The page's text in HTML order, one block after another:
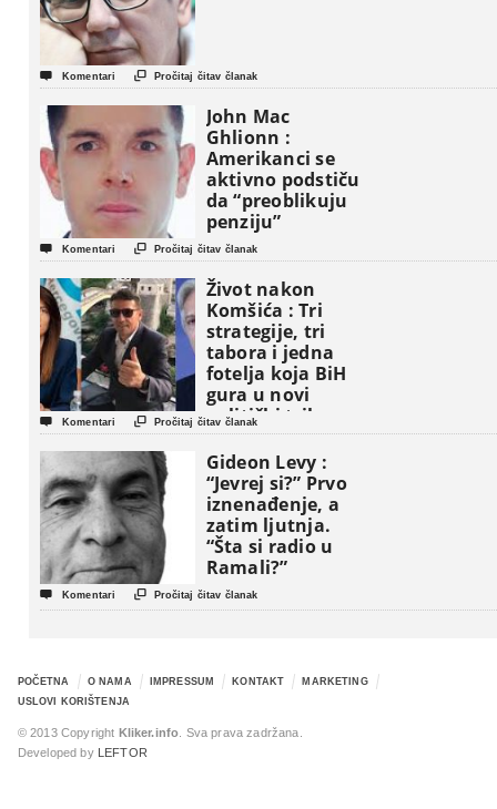
 Komentari  Pročitaj čitav članak
John Mac
Ghlionn :
Amerikanci se
aktivno podstiču
da “preoblikuju
penziju”
 Komentari  Pročitaj čitav članak
Život nakon
Komšića : Tri
strategije, tri
tabora i jedna
fotelja koja BiH
gura u novi
politički triler
 Komentari  Pročitaj čitav članak
Gideon Levy :
“Jevrej si?” Prvo
iznenađenje, a
zatim ljutnja.
“Šta si radio u
Ramali?”
 Komentari  Pročitaj čitav članak
POČETNA O NAMA IMPRESSUM KONTAKT
MARKETING
USLOVI KORIŠTENJA
© 2013 Copyright Kliker.info . Sva prava zadržana.
Developed by
LEFTOR